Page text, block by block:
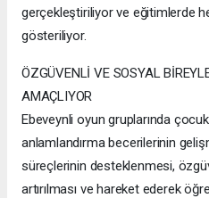
gerçekleştiriliyor ve eğitimlerde
gösteriliyor.
ÖZGÜVENLİ VE SOSYAL
AMAÇLIYOR
Ebeveynli oyun gruplarında
anlamlandırma becerilerinin
süreçlerinin desteklenmesi,
artırılması ve hareket ederek